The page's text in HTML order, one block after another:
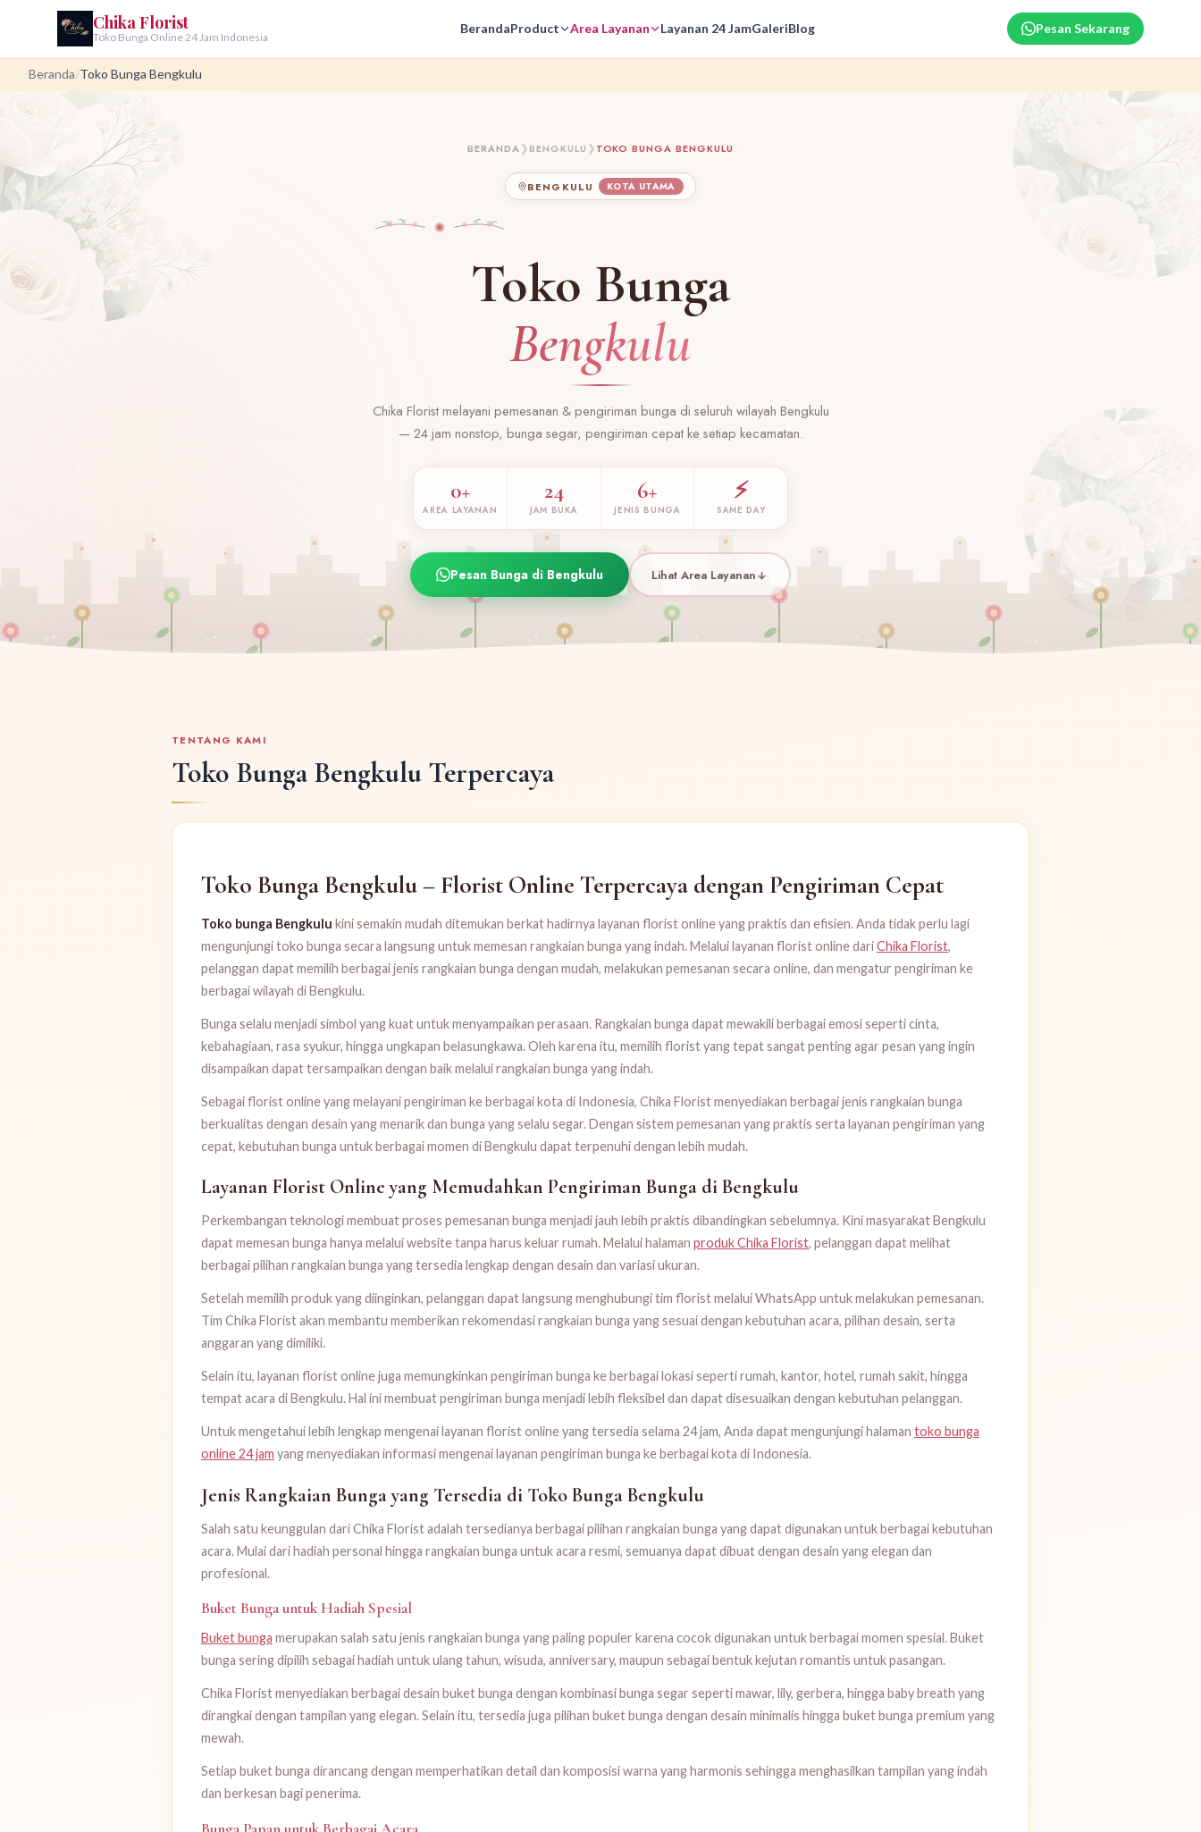
Chika Florist
Toko Bunga Online 24 Jam Indonesia
BerandaProduct Area Layanan Layanan 24 JamGaleriBlog Pesan Sekarang
Beranda/Toko Bunga Bengkulu
BERANDA❯BENGKULU ❯TOKO BUNGA BENGKULU
BENGKULU KOTA UTAMA
Toko Bunga
Bengkulu
Chika Florist melayani pemesanan & pengiriman bunga di seluruh wilayah Bengkulu
— 24 jam nonstop, bunga segar, pengiriman cepat ke setiap kecamatan.
0+
AREA LAYANAN
24
JAM BUKA
6+
JENIS BUNGA
⚡
SAME DAY
Pesan Bunga di Bengkulu Lihat Area Layanan
TENTANG KAMI
Toko Bunga Bengkulu Terpercaya
Toko Bunga Bengkulu – Florist Online Terpercaya dengan Pengiriman Cepat
Toko bunga Bengkulu kini semakin mudah ditemukan berkat hadirnya layanan florist online yang praktis dan efisien. Anda tidak perlu lagi
mengunjungi toko bunga secara langsung untuk memesan rangkaian bunga yang indah. Melalui layanan florist online dariChika Florist,
pelanggan dapat memilih berbagai jenis rangkaian bunga dengan mudah, melakukan pemesanan secara online, dan mengatur pengiriman ke
berbagai wilayah di Bengkulu.
Bunga selalu menjadi simbol yang kuat untuk menyampaikan perasaan. Rangkaian bunga dapat mewakili berbagai emosi seperti cinta,
kebahagiaan, rasa syukur, hingga ungkapan belasungkawa. Oleh karena itu, memilih florist yang tepat sangat penting agar pesan yang ingin
disampaikan dapat tersampaikan dengan baik melalui rangkaian bunga yang indah.
Sebagai florist online yang melayani pengiriman ke berbagai kota di Indonesia, Chika Florist menyediakan berbagai jenis rangkaian bunga
berkualitas dengan desain yang menarik dan bunga yang selalu segar. Dengan sistem pemesanan yang praktis serta layanan pengiriman yang
cepat, kebutuhan bunga untuk berbagai momen di Bengkulu dapat terpenuhi dengan lebih mudah.
Layanan Florist Online yang Memudahkan Pengiriman Bunga di Bengkulu
Perkembangan teknologi membuat proses pemesanan bunga menjadi jauh lebih praktis dibandingkan sebelumnya. Kini masyarakat Bengkulu
dapat memesan bunga hanya melalui website tanpa harus keluar rumah. Melalui halaman produk Chika Florist, pelanggan dapat melihat
berbagai pilihan rangkaian bunga yang tersedia lengkap dengan desain dan variasi ukuran.
Setelah memilih produk yang diinginkan, pelanggan dapat langsung menghubungi tim florist melalui WhatsApp untuk melakukan pemesanan.
Tim Chika Florist akan membantu memberikan rekomendasi rangkaian bunga yang sesuai dengan kebutuhan acara, pilihan desain, serta
anggaran yang dimiliki.
Selain itu, layanan florist online juga memungkinkan pengiriman bunga ke berbagai lokasi seperti rumah, kantor, hotel, rumah sakit, hingga
tempat acara di Bengkulu. Hal ini membuat pengiriman bunga menjadi lebih fleksibel dan dapat disesuaikan dengan kebutuhan pelanggan.
Untuk mengetahui lebih lengkap mengenai layanan florist online yang tersedia selama 24 jam, Anda dapat mengunjungi halaman toko bunga
online 24 jam yang menyediakan informasi mengenai layanan pengiriman bunga ke berbagai kota di Indonesia.
Jenis Rangkaian Bunga yang Tersedia di Toko Bunga Bengkulu
Salah satu keunggulan dari Chika Florist adalah tersedianya berbagai pilihan rangkaian bunga yang dapat digunakan untuk berbagai kebutuhan
acara. Mulai dari hadiah personal hingga rangkaian bunga untuk acara resmi, semuanya dapat dibuat dengan desain yang elegan dan
profesional.
Buket Bunga untuk Hadiah Spesial
Buket bunga merupakan salah satu jenis rangkaian bunga yang paling populer karena cocok digunakan untuk berbagai momen spesial. Buket
bunga sering dipilih sebagai hadiah untuk ulang tahun, wisuda, anniversary, maupun sebagai bentuk kejutan romantis untuk pasangan.
Chika Florist menyediakan berbagai desain buket bunga dengan kombinasi bunga segar seperti mawar, lily, gerbera, hingga baby breath yang
dirangkai dengan tampilan yang elegan. Selain itu, tersedia juga pilihan buket bunga dengan desain minimalis hingga buket bunga premium yang
mewah.
Setiap buket bunga dirancang dengan memperhatikan detail dan komposisi warna yang harmonis sehingga menghasilkan tampilan yang indah
dan berkesan bagi penerima.